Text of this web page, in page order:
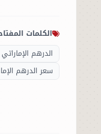
الكلمات
الدرهم الإماراتي
سعر الدرهم